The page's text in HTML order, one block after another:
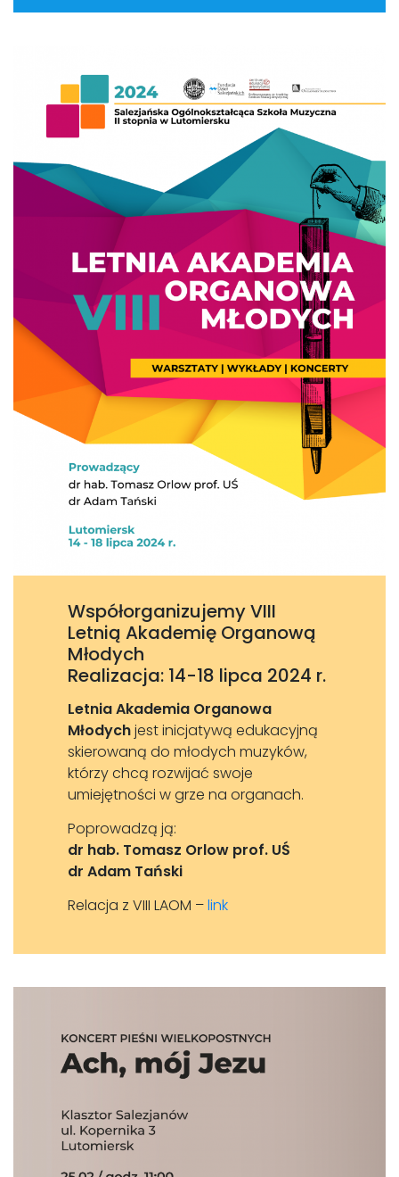
Współorganizujemy VIII
Letnią Akademię Organową
Młodych
Realizacja: 14-18 lipca 2024 r.
Letnia Akademia Organowa
Młodychjest inicjatywą edukacyjną
skierowaną do młodych muzyków,
którzy chcą rozwijać swoje
umiejętności w grze na organach.
Poprowadzą ją:
dr hab. Tomasz Orlow prof. UŚ
dr Adam Tański
Relacja z VIII LAOM –link